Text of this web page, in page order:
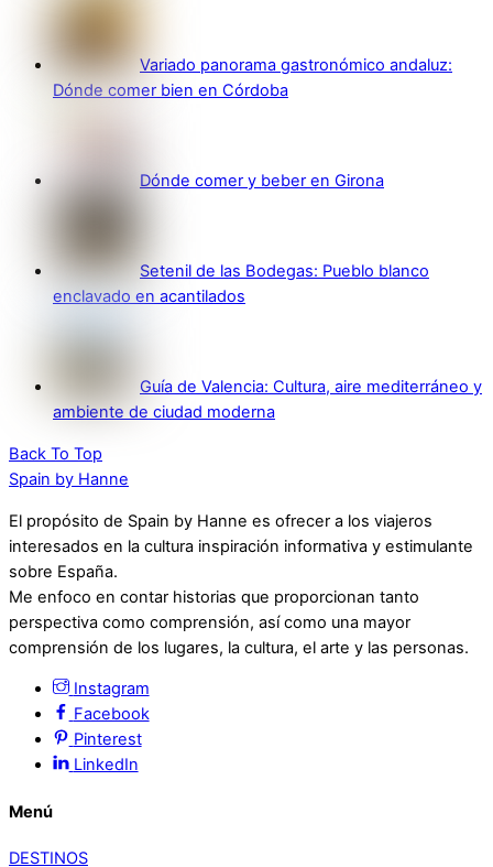
Variado panorama gastronómico andaluz:
Dónde comer bien en Córdoba
Dónde comer y beber en Girona
Setenil de las Bodegas: Pueblo blanco
enclavado en acantilados
Guía de Valencia: Cultura, aire mediterráneo y
ambiente de ciudad moderna
Back To Top
Spain by Hanne
El propósito de Spain by Hanne es ofrecer a los viajeros
interesados en la cultura inspiración informativa y estimulante
sobre España.
Me enfoco en contar historias que proporcionan tanto
perspectiva como comprensión, así como una mayor
comprensión de los lugares, la cultura, el arte y las personas.
Instagram
Facebook
Pinterest
LinkedIn
Menú
DESTINOS